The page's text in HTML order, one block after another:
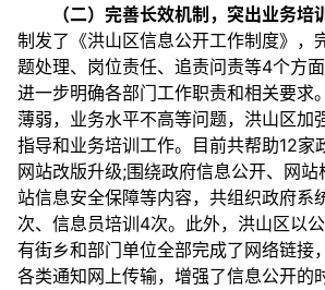
（二）完善长效机制，突出业务培
制发了《洪山区信息公开工作制度》，
题处理、岗位责任、追责问责等4个方面
进一步明确各部门工作职责和相关要求
薄弱，业务水平不高等问题，洪山区加
指导和业务培训工作。目前共帮助12家
网站改版升级;围绕政府信息公开、网站
站信息安全保障等内容，共组织政府系
次、信息员培训4次。此外，洪山区以
有街乡和部门单位全部完成了网络链接
各类通知网上传输，增强了信息公开的